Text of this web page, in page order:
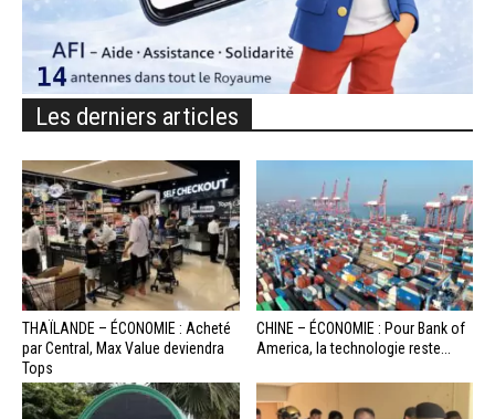
Les derniers articles
THAÏLANDE – ÉCONOMIE : Acheté
par Central, Max Value deviendra
Tops
CHINE – ÉCONOMIE : Pour Bank of
America, la technologie reste...